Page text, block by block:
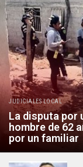
JUDICIALES LOCAL
La disputa por
hombre de 62
por un familiar